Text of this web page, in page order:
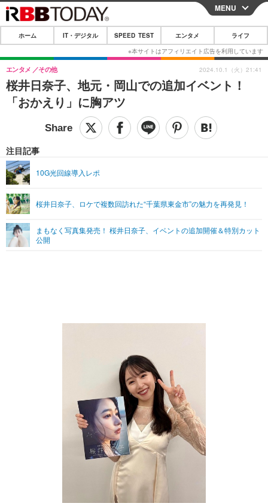
CLOSE
ホーム
IT・デジタル
IT・デジタルTOP スマートフォン
ショッピング その他
SPEED TEST
エンタメTOP 映画・ドラマ
グラビア ブログ
ショッピング その他
ライフTOP
リリース一覧
プッシュ通知の停止方法
MENU
ホーム IT・デジタル SPEED TEST エンタメ ライフ
桜井日奈子、地元・岡山での追加イベント！
「おかえり」に胸アツ
エンタメ その他
注目記事
10G光回線導入レポ
桜井日奈子、ロケで複数回訪れた“千葉県東金市”の魅力を再発見！
まもなく写真集発売！ 桜井日奈子、イベントの追加開催＆特別カット
公開
2024.10.1（火）21:41